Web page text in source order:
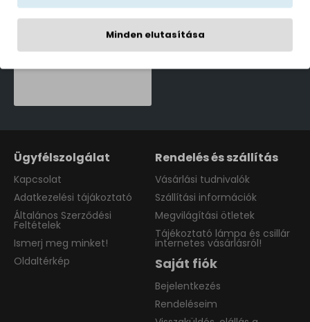
Philips Tilpa fehér újratölthető LED asztali lámpa (PHI-8719514443839) LED 1 izzós IP20
Ügyfélszolgálat
Kapcsolat
Adatkezelési tájákoztató
Általános Szerződési
Feltételek
Ismerj meg minket!
Oldaltérkép
Rendelés és szállítás
Vásárlási tudnivalók
Szállítási információk
Megvilágítási ötletek
Tájékoztató lámpa és csillár
internetes vásárlásról!
Saját fiók
Bejelentkezés
Rendeléseim
Minden elutasítása